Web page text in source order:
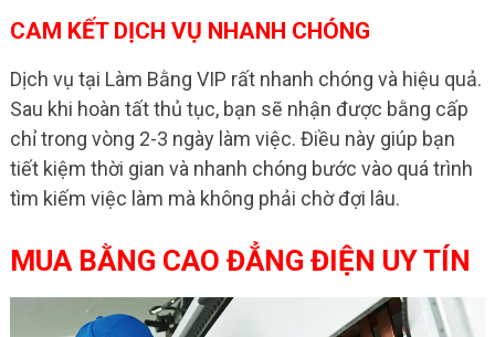
CAM KẾT DỊCH VỤ NHANH CHÓNG
Dịch vụ tại Làm Bằng VIP rất nhanh chóng và hiệu quả.
Sau khi hoàn tất thủ tục, bạn sẽ nhận được bằng cấp
chỉ trong vòng 2-3 ngày làm việc. Điều này giúp bạn
tiết kiệm thời gian và nhanh chóng bước vào quá trình
tìm kiếm việc làm mà không phải chờ đợi lâu.
MUA BẰNG CAO ĐẲNG ĐIỆN UY TÍN